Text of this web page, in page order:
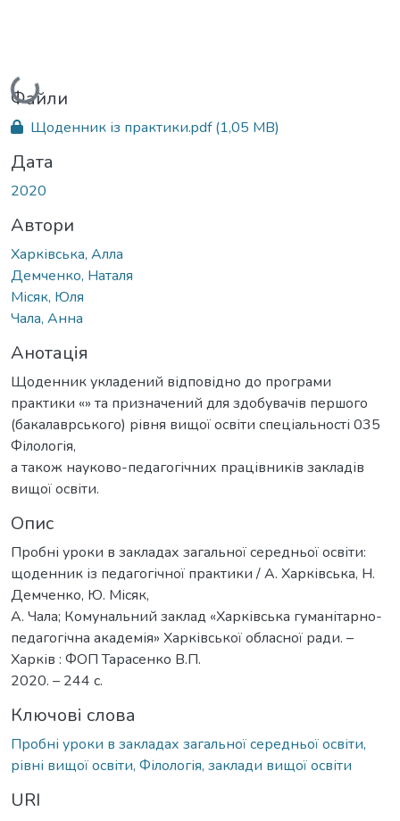
Вантажиться...
Файли
Щоденник із практики.pdf(1,05 MB)
Дата
2020
Автори
Харківська, Алла
Демченко, Наталя
Місяк, Юля
Чала, Анна
Анотація
Щоденник укладений відповідно до програми
практики «» та призначений для здобувачів першого
(бакалаврського) рівня вищої освіти спеціальності 035
Філологія,
а також науково-педагогічних працівників закладів
вищої освіти.
Опис
Пробні уроки в закладах загальної середньої освіти:
щоденник із педагогічної практики / А. Харківська, Н.
Демченко, Ю. Місяк,
А. Чала; Комунальний заклад «Харківська гуманітарно-
педагогічна академія» Харківської обласної ради. –
Харків : ФОП Тарасенко В.П.
2020. – 244 с.
Ключові слова
Пробні уроки в закладах загальної середньої освіти,
рівні вищої освіти, Філологія, заклади вищої освіти
URI